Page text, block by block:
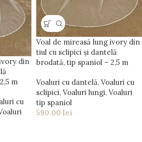
din
m
cu
Voal de mireasă lung ivory din
tiul cu sclipici și dantelă
brodată, tip spaniol – 2,5 m
Voaluri cu dantelă, Voaluri cu
sclipici, Voaluri lungi, Voaluri
tip spaniol
590.00 lei